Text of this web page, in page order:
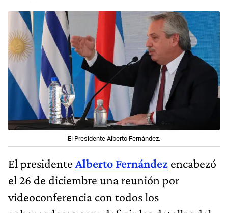
El Presidente Alberto Fernández.
El presidente Alberto Fernández encabezó
el 26 de diciembre una reunión por
videoconferencia con todos los